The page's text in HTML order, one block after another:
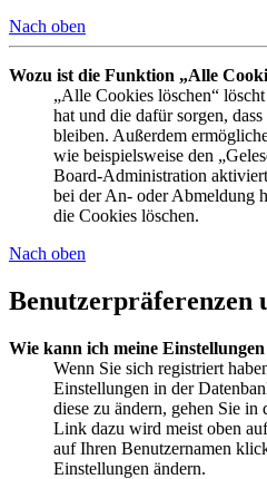
Nach oben
Wozu ist die Funktion „Alle
„Alle Cookies löschen“
hat und die dafür sorgen,
bleiben. Außerdem
wie beispielsweise den
Board-Administration
bei der An- oder Abmeldung
die Cookies löschen.
Nach oben
Benutzerpräferenzen
Wie kann ich meine
Wenn Sie sich registriert
Einstellungen in der
diese zu ändern, gehen Sie in
Link dazu wird meist oben
auf Ihren Benutzernamen
Einstellungen ändern.